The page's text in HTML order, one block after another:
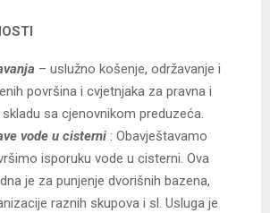
– uslužno košenje, održavanje i
površina i cvjetnjaka za pravna i
sa cjenovnikom preduzeća.
vode u cisterni : Obavještavamo
isporuku vode u cisterni. Ova
je za punjenje dvorišnih bazena,
raznih skupova i sl. Usluga je